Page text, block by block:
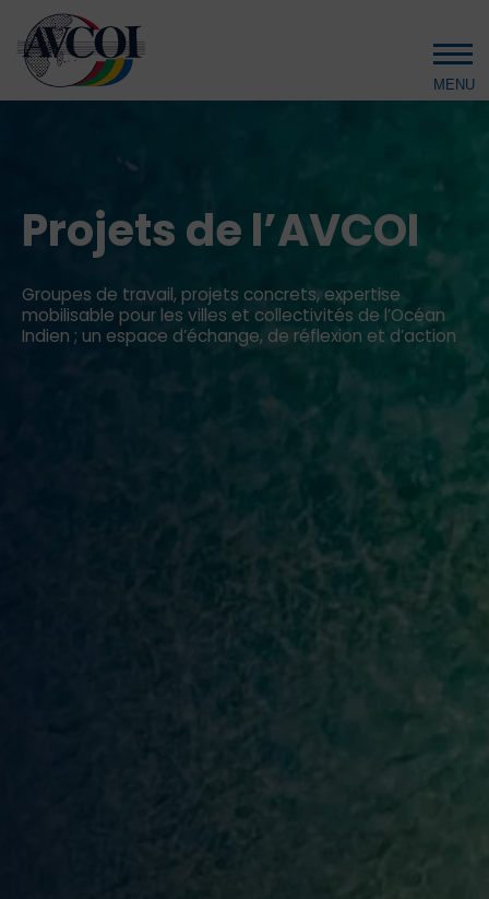
Aller au contenu principal
Projets de l’AVCOI
Groupes de travail, projets concrets, expertise
mobilisable pour les villes et collectivités de l’Océan
Indien ; un espace d’échange, de réflexion et d’action